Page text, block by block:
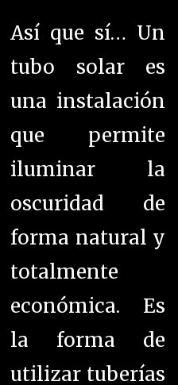
Así que sí… Un
tubo solar es
una instalación
que permite
iluminar la
oscuridad de
forma natural y
totalmente
económica. Es
la forma de
utilizar tuberías